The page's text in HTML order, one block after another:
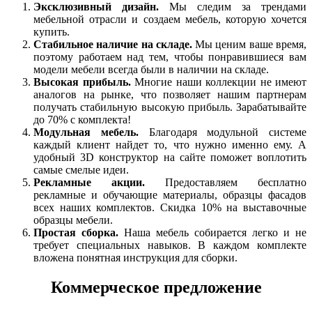
Эксклюзивный дизайн. Мы следим за трендами
мебельной отрасли и создаем мебель, которую хочется
купить.
Стабильное наличие на складе.Мы ценим ваше время,
поэтому работаем над тем, чтобы понравившиеся вам
модели мебели всегда были в наличии на складе.
Высокая прибыль.Многие наши коллекции не имеют
аналогов на рынке, что позволяет нашим партнерам
получать стабильную высокую прибыль. Зарабатывайте
до 70% с комплекта!
Модульная мебель.Благодаря модульной системе
каждый клиент найдет то, что нужно именно ему. А
удобный 3D конструктор на сайте поможет воплотить
самые смелые идеи.
Рекламные акции. Предоставляем бесплатно
рекламные и обучающие материалы, образцы фасадов
всех наших комплектов. Скидка 10% на выставочные
образцы мебели.
Простая сборка. Наша мебель собирается легко и не
требует специальных навыков. В каждом комплекте
вложена понятная инструкция для сборки.
Коммерческое предложение